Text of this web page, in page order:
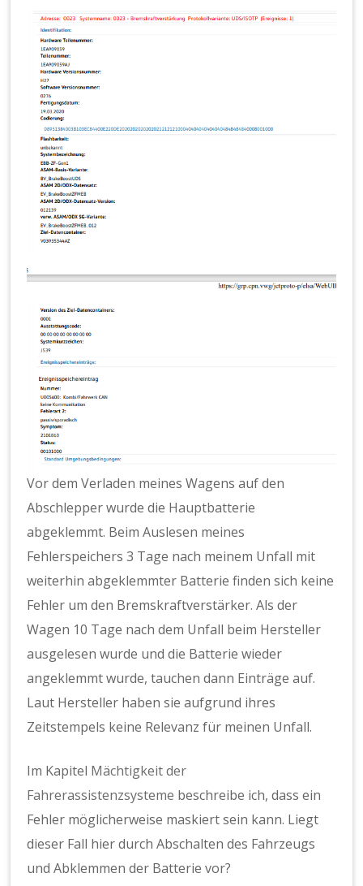
Vor dem Verladen meines Wagens auf den
Abschlepper wurde die Hauptbatterie
abgeklemmt. Beim Auslesen meines
Fehlerspeichers 3 Tage nach meinem Unfall mit
weiterhin abgeklemmter Batterie finden sich keine
Fehler um den Bremskraftverstärker. Als der
Wagen 10 Tage nach dem Unfall beim Hersteller
ausgelesen wurde und die Batterie wieder
angeklemmt wurde, tauchen dann Einträge auf.
Laut Hersteller haben sie aufgrund ihres
Zeitstempels keine Relevanz für meinen Unfall.
Im Kapitel Mächtigkeit der
Fahrerassistenzsysteme beschreibe ich, dass ein
Fehler möglicherweise maskiert sein kann. Liegt
dieser Fall hier durch Abschalten des Fahrzeugs
und Abklemmen der Batterie vor?